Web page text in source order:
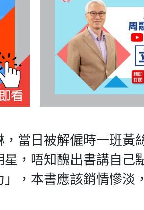
當日被解僱時一班黃
，唔知醜出書講自己
，本書應該銷情慘淡